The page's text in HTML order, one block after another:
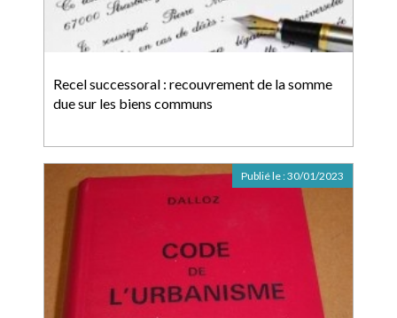
Recel successoral : recouvrement de la somme
due sur les biens communs
Publié le :30/01/2023